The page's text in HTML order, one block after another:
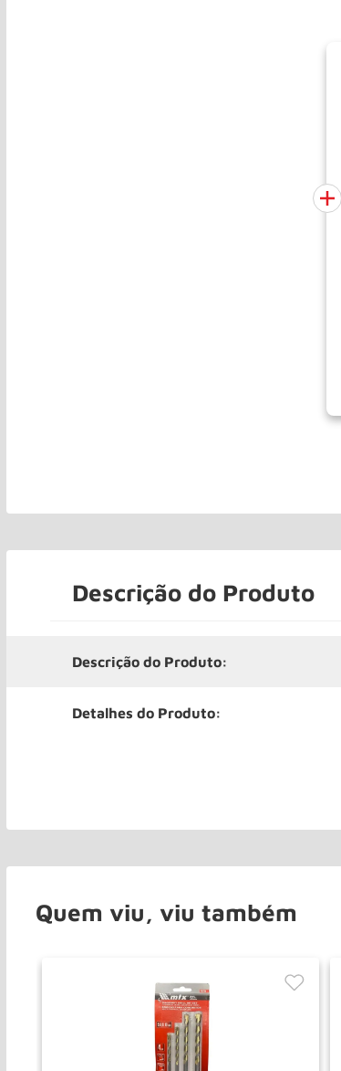
Descrição do Produto
Descrição do Produto:
Detalhes do Produto:
Quem viu, viu também